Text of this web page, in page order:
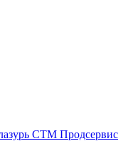
СТМ Продсервис